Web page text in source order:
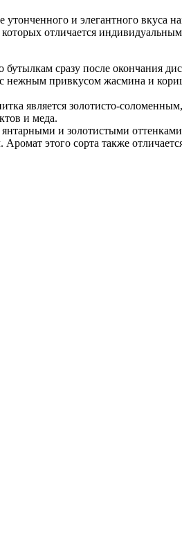
и элегантного вкуса
отличается
сразу после окончания
нежным привкусом жасмина и
является золотисто-
и меда.
и золотистыми
этого сорта также